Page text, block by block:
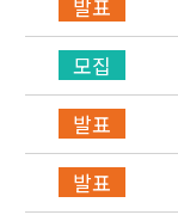
발표
모집
발표
발표